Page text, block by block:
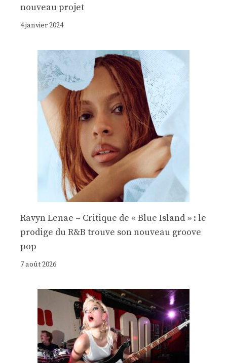
nouveau projet
4 janvier 2024
Ravyn Lenae – Critique de « Blue Island » : le
prodige du R&B trouve son nouveau groove
pop
7 août 2026